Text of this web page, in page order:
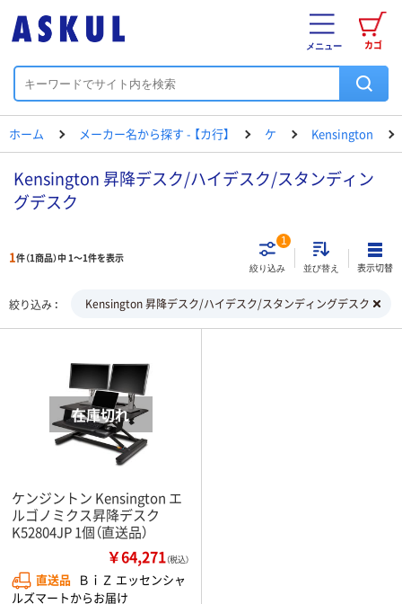
カゴ
メニュー
ホーム メーカー名から探す - 【カ行】 ケ Kensington
Kensington 昇降デスク/ハイデスク/スタンディン
グデスク
1件（1商品）中 1～1件を表示
絞り込み
1
並び替え 表示切替
絞り込み Kensington 昇降デスク/ハイデスク/スタンディングデスク
ケンジントン Kensington エ
ルゴノミクス昇降デスク
K52804JP 1個（直送品）
￥64,271（税込）
直送品
ＢｉＺ エッセンシャ
ルズマートからお届け